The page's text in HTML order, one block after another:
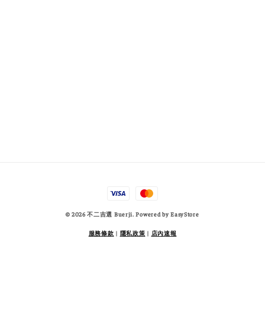
© 2026 不二吉選 Buerji. Powered byEasyStore
服務條款 | 隱私政策 | 店內速報